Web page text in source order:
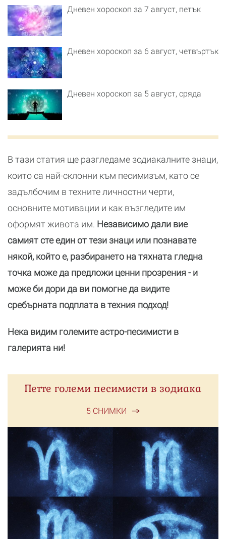
Дневен хороскоп за 7 август, петък
Дневен хороскоп за 6 август, четвъртък
Дневен хороскоп за 5 август, сряда
В тази статия ще разгледаме зодиакалните знаци,
които са най-склонни към песимизъм, като се
задълбочим в техните личностни черти,
основните мотивации и как възгледите им
оформят живота им. Независимо дали вие
самият сте един от тези знаци или познавате
някой, който е, разбирането на тяхната гледна
точка може да предложи ценни прозрения - и
може би дори да ви помогне да видите
сребърната подплата в техния подход!
Нека видим големите астро-песимисти в
галерията ни!
Петте големи песимисти в зодиака
5 СНИМКИ